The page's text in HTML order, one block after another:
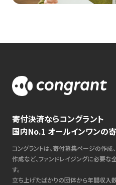
寄付決済ならコングラント
国内No.1 オールインワンの
コングラントは、寄付募集ページの作成
作成など、ファンドレイジングに必要
す。
立ち上げたばかりの団体から年間収入